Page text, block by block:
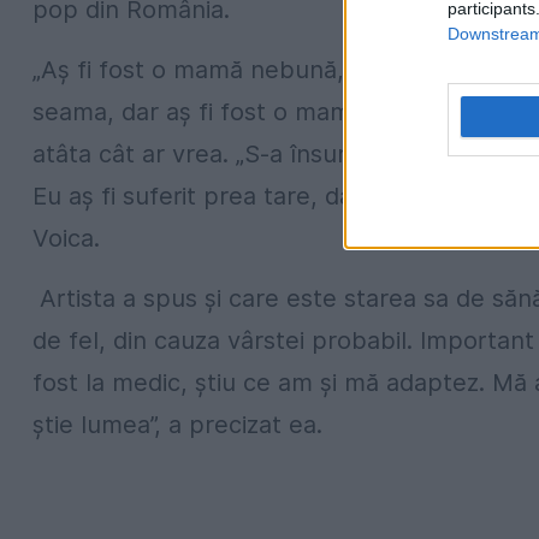
pop din România.
„Aş fi fost o mamă nebună, fiindcă sunt şi
seama, dar aş fi fost o mamă care suferea.
atâta cât ar vrea. „S-a însurat, nu mă
Eu aş fi suferit prea tare, dacă n-aş fi primit
Voica.
Artista a spus și care este starea sa de
de fel, din cauza vârstei probabil.
fost la medic, ştiu ce am şi mă adaptez.
ştie lumea”, a precizat ea.